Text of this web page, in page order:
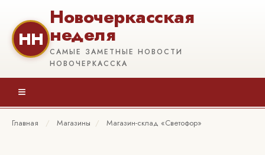
НН
Новочеркасская
неделя
САМЫЕ ЗАМЕТНЫЕ НОВОСТИ
НОВОЧЕРКАССКА
≡
Главная / Магазины / Магазин-склад «Светофор»